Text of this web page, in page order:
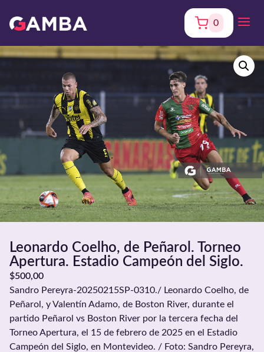
0
Leonardo Coelho, de Peñarol. Torneo
Apertura. Estadio Campeón del Siglo.
$500,00
Sandro Pereyra-20250215SP-0310./ Leonardo Coelho, de
Peñarol, y Valentín Adamo, de Boston River, durante el
partido Peñarol vs Boston River por la tercera fecha del
Torneo Apertura, el 15 de febrero de 2025 en el Estadio
Campeón del Siglo, en Montevideo. / Foto: Sandro Pereyra,